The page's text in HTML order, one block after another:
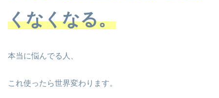
くなくなる。
本当に悩んでる人、
これ使ったら世界変わります。